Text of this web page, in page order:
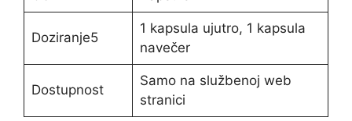
Doziranje5
1 kapsula ujutro, 1 kapsula
navečer
Dostupnost
Samo na službenoj web
stranici